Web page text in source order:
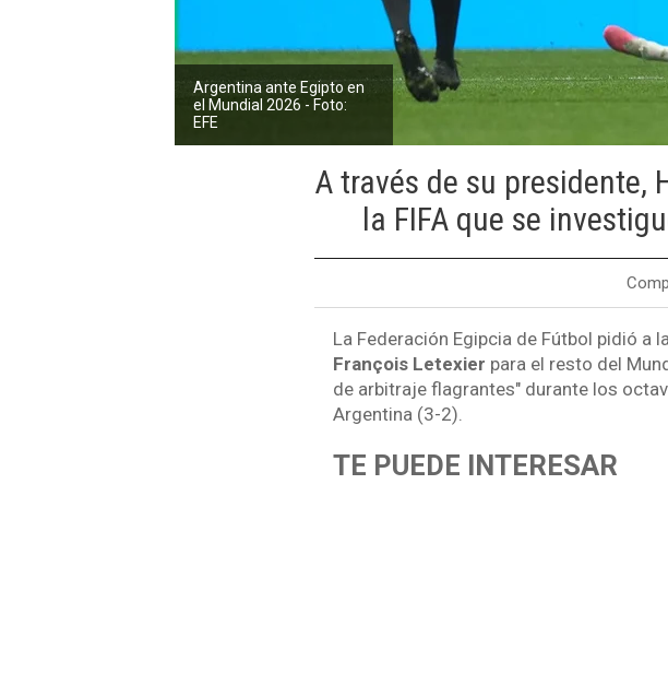
Argentina ante Egipto en
el Mundial 2026 - Foto:
EFE
A través de su presidente,
la FIFA que se
La Federación Egipcia de Fútbol pidió a
François Letexier para el resto del
de arbitraje flagrantes" durante los
Argentina (3-2).
TE PUEDE INTERESAR